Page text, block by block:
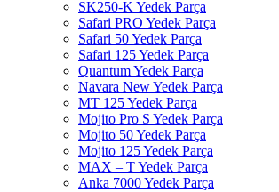
SK250-K Yedek Parça
Safari PRO Yedek Parça
Safari 50 Yedek Parça
Safari 125 Yedek Parça
Quantum Yedek Parça
Navara New Yedek Parça
MT 125 Yedek Parça
Mojito Pro S Yedek Parça
Mojito 50 Yedek Parça
Mojito 125 Yedek Parça
MAX – T Yedek Parça
Anka 7000 Yedek Parça